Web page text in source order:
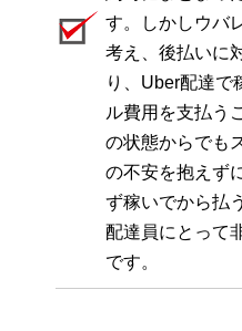
す。しかしウバ
考え、後払いに
り、Uber配達で
ル費用を支払う
の状態からでも
の不安を抱えず
ず稼いでから払
配達員にとって
です。